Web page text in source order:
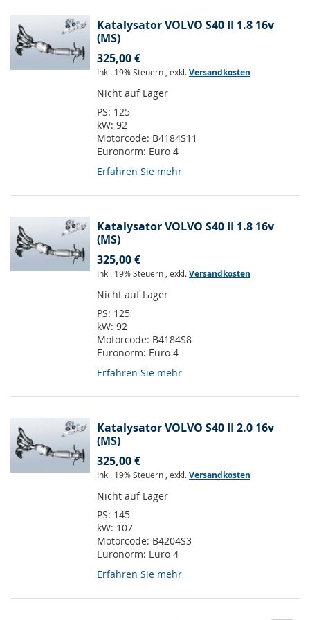
Katalysator VOLVO S40 II 1.8 16v
(MS)
325,00 €
Inkl. 19% Steuern , exkl.Versandkosten
Nicht auf Lager
PS: 125
kW: 92
Motorcode: B4184S11
Euronorm: Euro 4
Erfahren Sie mehr
Katalysator VOLVO S40 II 1.8 16v
(MS)
325,00 €
Inkl. 19% Steuern , exkl.Versandkosten
Nicht auf Lager
PS: 125
kW: 92
Motorcode: B4184S8
Euronorm: Euro 4
Erfahren Sie mehr
Katalysator VOLVO S40 II 2.0 16v
(MS)
325,00 €
Inkl. 19% Steuern , exkl.Versandkosten
Nicht auf Lager
PS: 145
kW: 107
Motorcode: B4204S3
Euronorm: Euro 4
Erfahren Sie mehr